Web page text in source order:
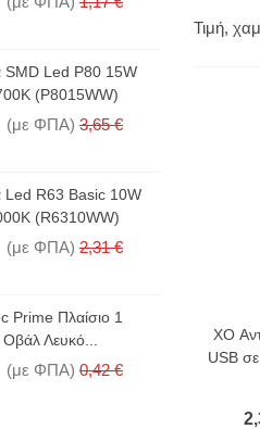
Led P80 15W
(P8015WW)
(με ΦΠΑ) 3,65 €
R63 Basic 10W
(R6310WW)
(με ΦΠΑ) 2,31 €
Prime Πλαίσιο 1
Λευκό...
(με ΦΠΑ) 0,42 €
Τιμή,
XO
USB